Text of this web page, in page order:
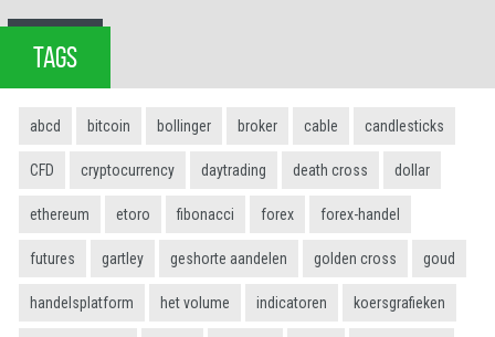
TAGS
abcd bitcoin bollinger broker cable candlesticks
CFD cryptocurrency daytrading death cross dollar
ethereum etoro fibonacci forex forex-handel
futures gartley geshorte aandelen golden cross goud
handelsplatform het volume indicatoren koersgrafieken